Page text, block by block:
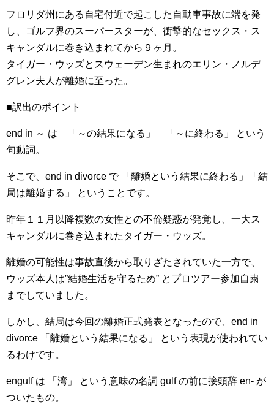
フロリダ州にある自宅付近で起こした自動車事故に端を発
し、ゴルフ界のスーパースターが、衝撃的なセックス・ス
キャンダルに巻き込まれてから９ヶ月。
タイガー・ウッズとスウェーデン生まれのエリン・ノルデ
グレン夫人が離婚に至った。
■訳出のポイント
end in ～ は 「～の結果になる」 「～に終わる」 という
句動詞。
そこで、end in divorce で 「離婚という結果に終わる」「結
局は離婚する」 ということです。
昨年１１月以降複数の女性との不倫疑惑が発覚し、一大ス
キャンダルに巻き込まれたタイガー・ウッズ。
離婚の可能性は事故直後から取りざたされていた一方で、
ウッズ本人は”結婚生活を守るため” とプロツアー参加自粛
までしていました。
しかし、結局は今回の離婚正式発表となったので、end in
divorce 「離婚という結果になる」 という表現が使われてい
るわけです。
engulf は 「湾」 という意味の名詞 gulf の前に接頭辞 en- が
ついたもの。